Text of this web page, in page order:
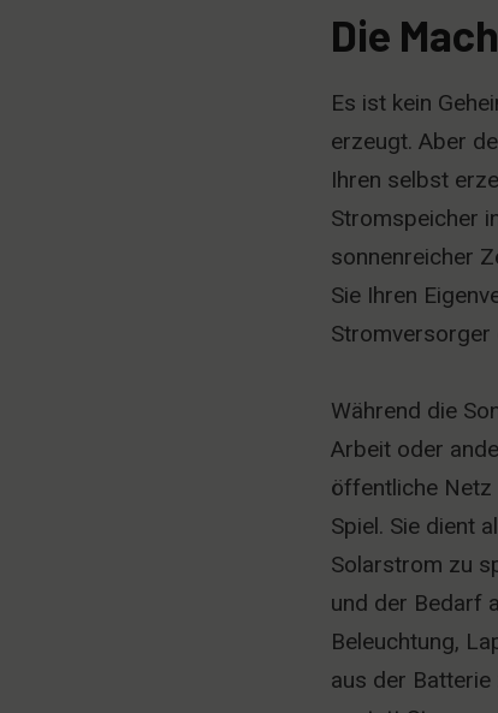
Die
Es ist kein
erzeugt. Aber
Ihren selbst
Stromspeicher
sonnenreicher
Sie Ihren
Stromversorger
Während die
Arbeit oder
öffentliche Netz
Spiel. Sie dient
Solarstrom zu
und der Bedarf
Beleuchtung,
aus der